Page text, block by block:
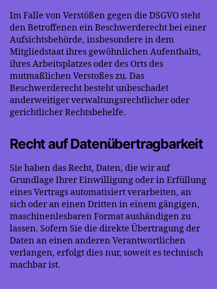
Im Falle von Verstößen gegen die DSGVO steht
den Betroffenen ein Beschwerderecht bei einer
Aufsichtsbehörde, insbesondere in dem
Mitgliedstaat ihres gewöhnlichen Aufenthalts,
ihres Arbeitsplatzes oder des Orts des
mutmaßlichen Verstoßes zu. Das
Beschwerderecht besteht unbeschadet
anderweitiger verwaltungsrechtlicher oder
gerichtlicher Rechtsbehelfe.
Recht auf Daten­übertrag­barkeit
Sie haben das Recht, Daten, die wir auf
Grundlage Ihrer Einwilligung oder in Erfüllung
eines Vertrags automatisiert verarbeiten, an
sich oder an einen Dritten in einem gängigen,
maschinenlesbaren Format aushändigen zu
lassen. Sofern Sie die direkte Übertragung der
Daten an einen anderen Verantwortlichen
verlangen, erfolgt dies nur, soweit es technisch
machbar ist.